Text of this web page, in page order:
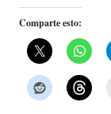
Comparte esto: